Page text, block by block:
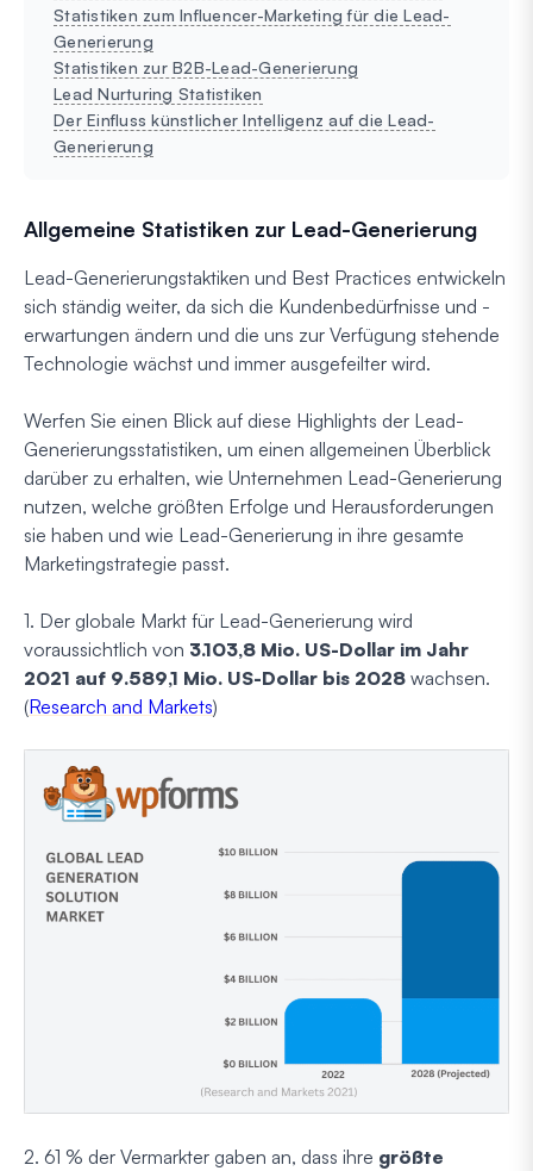
Statistiken zum Influencer-Marketing für die Lead-
Generierung
Statistiken zur B2B-Lead-Generierung
Lead Nurturing Statistiken
Der Einfluss künstlicher Intelligenz auf die Lead-
Generierung
Allgemeine Statistiken zur Lead-Generierung
Lead-Generierungstaktiken und Best Practices entwickeln
sich ständig weiter, da sich die Kundenbedürfnisse und -
erwartungen ändern und die uns zur Verfügung stehende
Technologie wächst und immer ausgefeilter wird.
Werfen Sie einen Blick auf diese Highlights der Lead-
Generierungsstatistiken, um einen allgemeinen Überblick
darüber zu erhalten, wie Unternehmen Lead-Generierung
nutzen, welche größten Erfolge und Herausforderungen
sie haben und wie Lead-Generierung in ihre gesamte
Marketingstrategie passt.
1. Der globale Markt für Lead-Generierung wird
voraussichtlich von 3.103,8 Mio. US-Dollar im Jahr
2021 auf 9.589,1 Mio. US-Dollar bis 2028 wachsen.
(Research and Markets)
2. 61 % der Vermarkter gaben an, dass ihre größte